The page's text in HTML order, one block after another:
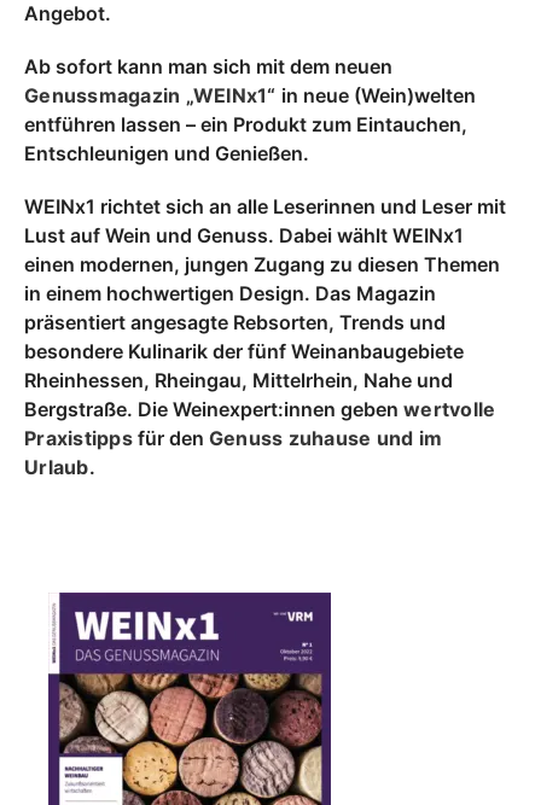
Angebot.
Ab sofort kann man sich mit dem neuen
Genussmagazin „WEINx1“ in neue (Wein)welten
entführen lassen – ein Produkt zum Eintauchen,
Entschleunigen und Genießen.
WEINx1 richtet sich an alle Leserinnen und Leser mit
Lust auf Wein und Genuss. Dabei wählt WEINx1
einen modernen, jungen Zugang zu diesen Themen
in einem hochwertigen Design. Das Magazin
präsentiert angesagte Rebsorten, Trends und
besondere Kulinarik der fünf Weinanbaugebiete
Rheinhessen, Rheingau, Mittelrhein, Nahe und
Bergstraße. Die Weinexpert:innen geben wertvolle
Praxistippsfür den Genuss zuhause und im
Urlaub.